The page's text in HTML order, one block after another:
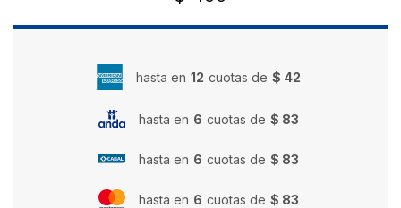
hasta en 12 cuotas de $ 42
hasta en 6 cuotas de $ 83
hasta en 6 cuotas de $ 83
hasta en 6 cuotas de $ 83